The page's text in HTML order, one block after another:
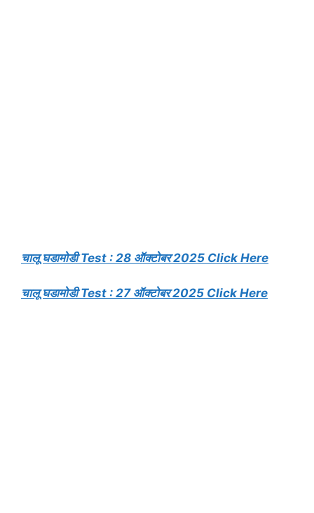
चालू घडामोडी Test : 28 ऑक्टोबर 2025 Click Here
चालू घडामोडी Test : 27 ऑक्टोबर 2025 Click Here